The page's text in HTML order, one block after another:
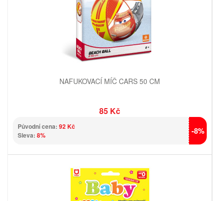
NAFUKOVACÍ MÍČ CARS 50 CM
85 Kč
Původní cena: 92 Kč
Sleva: 8% -8%